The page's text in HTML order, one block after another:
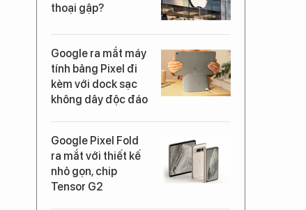
thoại gập?
Google ra mắt máy
tính bảng Pixel đi
kèm với dock sạc
không dây độc đáo
Google Pixel Fold
ra mắt với thiết kế
nhỏ gọn, chip
Tensor G2